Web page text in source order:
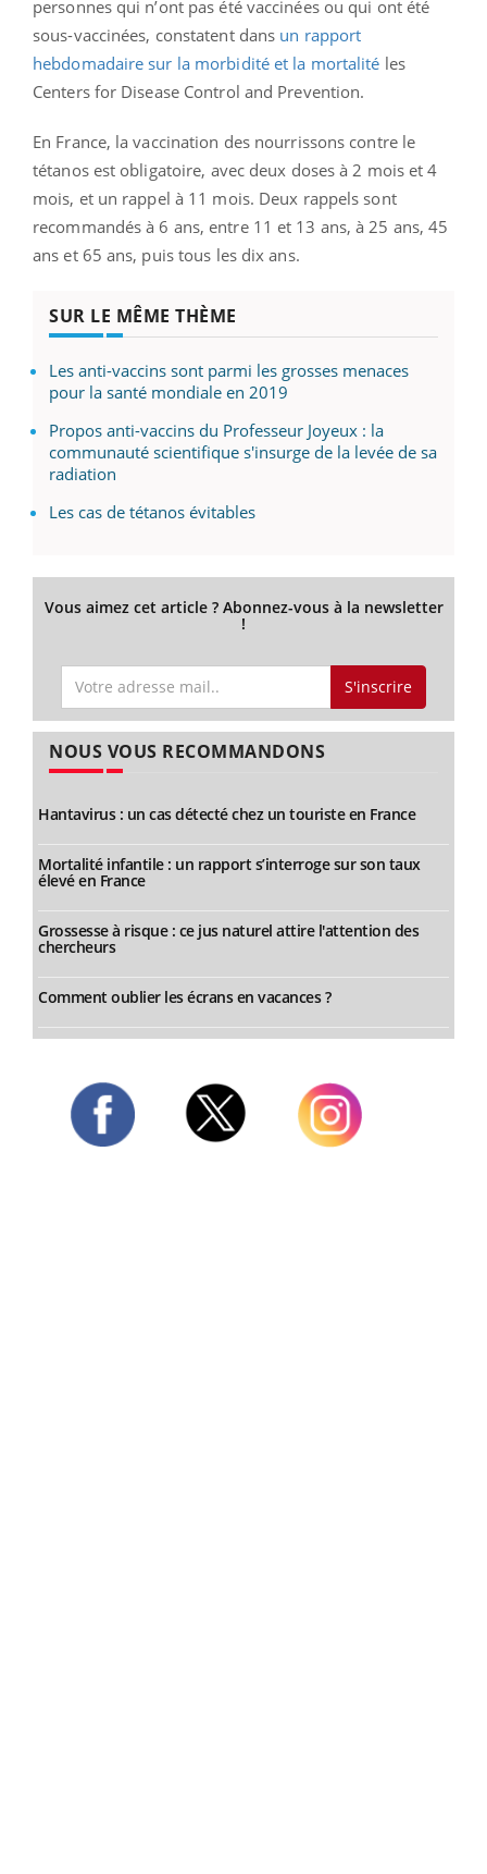
personnes qui n’ont pas été vaccinées ou qui ont été
sous-vaccinées, constatent dans un rapport
hebdomadaire sur la morbidité et la mortalité les
Centers for Disease Control and Prevention.
En France, la vaccination des nourrissons contre le
tétanos est obligatoire, avec deux doses à 2 mois et 4
mois, et un rappel à 11 mois. Deux rappels sont
recommandés à 6 ans, entre 11 et 13 ans, à 25 ans, 45
ans et 65 ans, puis tous les dix ans.
SUR LE MÊME THÈME
Les anti-vaccins sont parmi les grosses menaces
pour la santé mondiale en 2019
Propos anti-vaccins du Professeur Joyeux : la
communauté scientifique s'insurge de la levée de sa
radiation
Les cas de tétanos évitables
Vous aimez cet article ? Abonnez-vous à la newsletter
!
S'inscrire
NOUS VOUS RECOMMANDONS
Hantavirus : un cas détecté chez un touriste en France
Mortalité infantile : un rapport s’interroge sur son taux
élevé en France
Grossesse à risque : ce jus naturel attire l'attention des
chercheurs
Comment oublier les écrans en vacances ?